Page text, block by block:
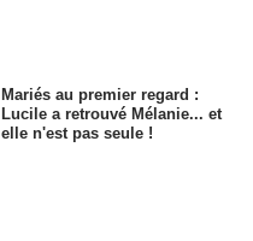
Mariés au premier regard :
Lucile a retrouvé Mélanie... et
elle n'est pas seule !